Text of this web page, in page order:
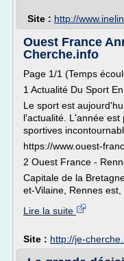
Site : http://
Ouest France
Cherche.info
Page 1/1 (Temps
1 Actualité Du Sport
Le sport est
l'actualité. L'année
sportives
https://www.ouest-
2 Ouest France -
Capitale de la
et-Vilaine, Rennes est,
Lire la suite
Site : http://je-